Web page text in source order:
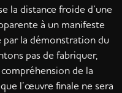
la distance froide d’une
à un manifeste
par la démonstration du
pas de fabriquer,
de la
l’œuvre finale ne sera